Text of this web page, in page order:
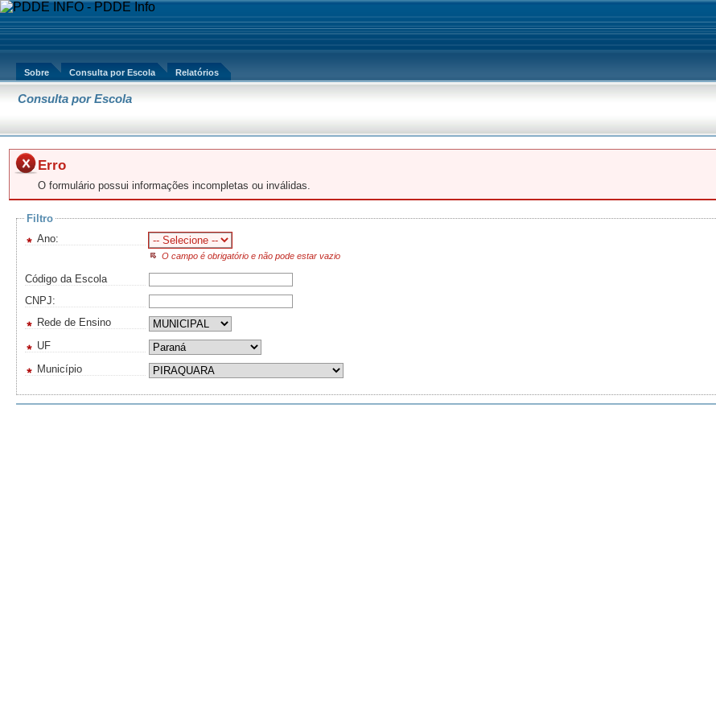
Sobre Consulta por Escola Relatórios
Consulta por Escola
Erro
O formulário possui informações incompletas ou inválidas.
Filtro
Ano:
O campo é obrigatório e não pode estar vazio
Código da Escola
CNPJ:
Rede de Ensino
UF
Município